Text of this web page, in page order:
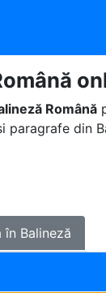
Română
din
în Balineză